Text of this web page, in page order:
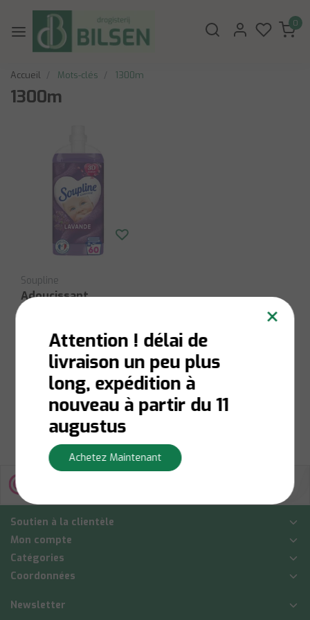
0
Accueil Mots-clés 1300m
1300m
Soupline
Adoucissant
Niet op voorraad:
Contactez-nous pour la
disponibilité du stock
Afficher
Soutien à la clientèle
Mon compte
Catégories
Coordonnées
Newsletter
×
Attention ! délai de
livraison un peu plus
long, expédition à
nouveau à partir du 11
augustus
Achetez Maintenant